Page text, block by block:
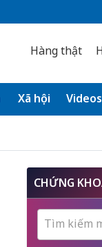
Hàng thật
Xã hội Videos
CHỨNG
Tìm kiếm